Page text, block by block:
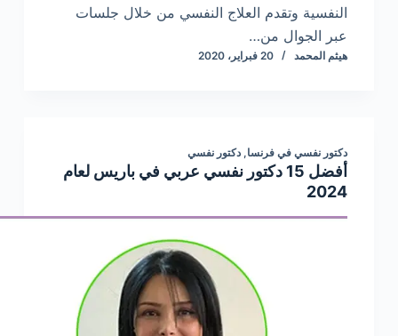
النفسية وتقدم العلاج النفسي من خلال جلسات
عبر الجوال من…
هيثم المحمد 20 فبراير، 2020
دكتور نفسي في فرنسا, دكتور نفسي
أفضل 15 دكتور نفسي عربي في باريس لعام
2024